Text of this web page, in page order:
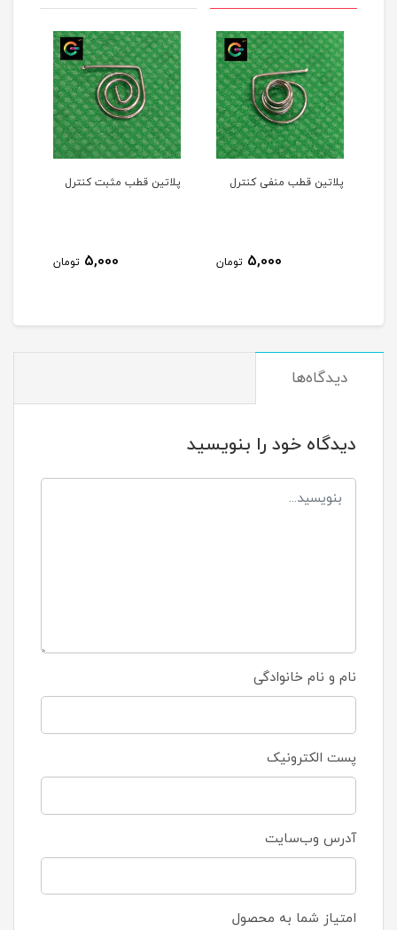
پلاتین قطب منفی کنترل
5,000 تومان
پلاتین قطب مثبت کنترل
5,000 تومان
دیدگاه‌ها
دیدگاه خود را بنویسید
نام و نام خانوادگی
پست الکترونیک
آدرس وب‌سایت
امتیاز شما به محصول